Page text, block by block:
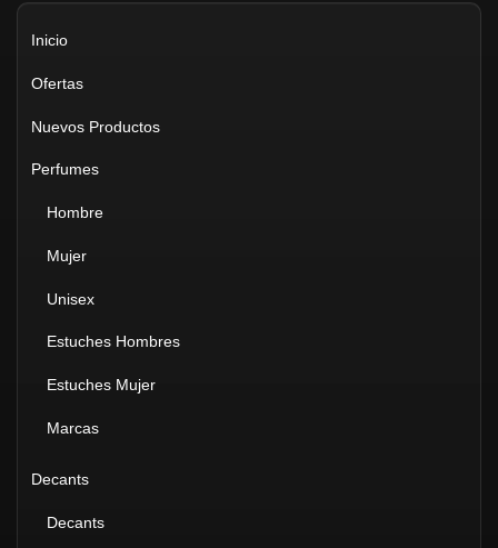
Inicio
Ofertas
Nuevos Productos
Perfumes
Hombre
Mujer
Unisex
Estuches Hombres
Estuches Mujer
Marcas
Decants
Decants